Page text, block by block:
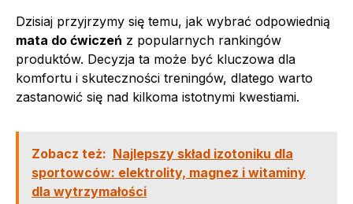
Dzisiaj przyjrzymy się temu, jak wybrać odpowiednią
mata do ćwiczeń z popularnych rankingów
produktów. Decyzja ta może być kluczowa dla
komfortu i skuteczności treningów, dlatego warto
zastanowić się nad kilkoma istotnymi kwestiami.
Zobacz też: Najlepszy skład izotoniku dla
sportowców: elektrolity, magnez i witaminy
dla wytrzymałości